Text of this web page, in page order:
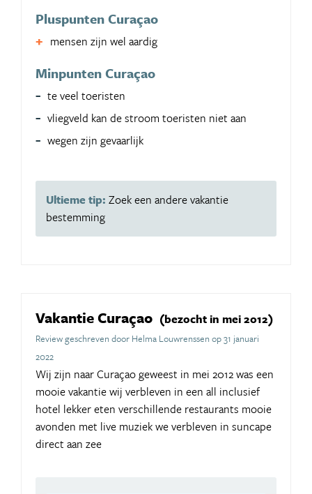
Pluspunten Curaçao
mensen zijn wel aardig
Minpunten Curaçao
te veel toeristen
vliegveld kan de stroom toeristen niet aan
wegen zijn gevaarlijk
Ultieme tip: Zoek een andere vakantie
bestemming
Vakantie Curaçao (bezocht in mei 2012)
Review geschreven door Helma Louwrenssen op 31 januari
2022
Wij zijn naar Curaçao geweest in mei 2012 was een
mooie vakantie wij verbleven in een all inclusief
hotel lekker eten verschillende restaurants mooie
avonden met live muziek we verbleven in suncape
direct aan zee